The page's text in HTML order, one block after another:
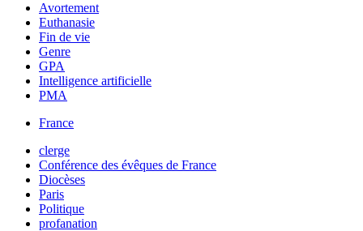
Avortement
Euthanasie
Fin de vie
Genre
GPA
Intelligence artificielle
PMA
France
clerge
Conférence des évêques de France
Diocèses
Paris
Politique
profanation